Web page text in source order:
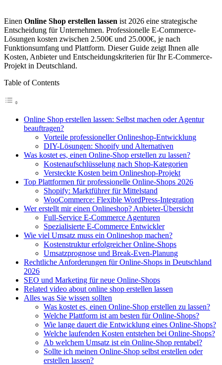
Einen Online Shop erstellen lassen ist 2026 eine strategische
Entscheidung für Unternehmen. Professionelle E-Commerce-
Lösungen kosten zwischen 2.500€ und 25.000€, je nach
Funktionsumfang und Plattform. Dieser Guide zeigt Ihnen alle
Kosten, Anbieter und Entscheidungskriterien für Ihr E-Commerce-
Projekt in Deutschland.
Table of Contents
Online Shop erstellen lassen: Selbst machen oder Agentur
beauftragen?
Vorteile professioneller Onlineshop-Entwicklung
DIY-Lösungen: Shopify und Alternativen
Was kostet es, einen Online-Shop erstellen zu lassen?
Kostenaufschlüsselung nach Shop-Kategorien
Versteckte Kosten beim Onlineshop-Projekt
Top Plattformen für professionelle Online-Shops 2026
Shopify: Marktführer für Mittelstand
WooCommerce: Flexible WordPress-Integration
Wer erstellt mir einen Onlineshop? Anbieter-Übersicht
Full-Service E-Commerce Agenturen
Spezialisierte E-Commerce Entwickler
Wie viel Umsatz muss ein Onlineshop machen?
Kostenstruktur erfolgreicher Online-Shops
Umsatzprognose und Break-Even-Planung
Rechtliche Anforderungen für Online-Shops in Deutschland
2026
SEO und Marketing für neue Online-Shops
Related video about online shop erstellen lassen
Alles was Sie wissen sollten
Was kostet es, einen Online-Shop erstellen zu lassen?
Welche Plattform ist am besten für Online-Shops?
Wie lange dauert die Entwicklung eines Online-Shops?
Welche laufenden Kosten entstehen bei Online-Shops?
Ab welchem Umsatz ist ein Online-Shop rentabel?
Sollte ich meinen Online-Shop selbst erstellen oder
erstellen lassen?